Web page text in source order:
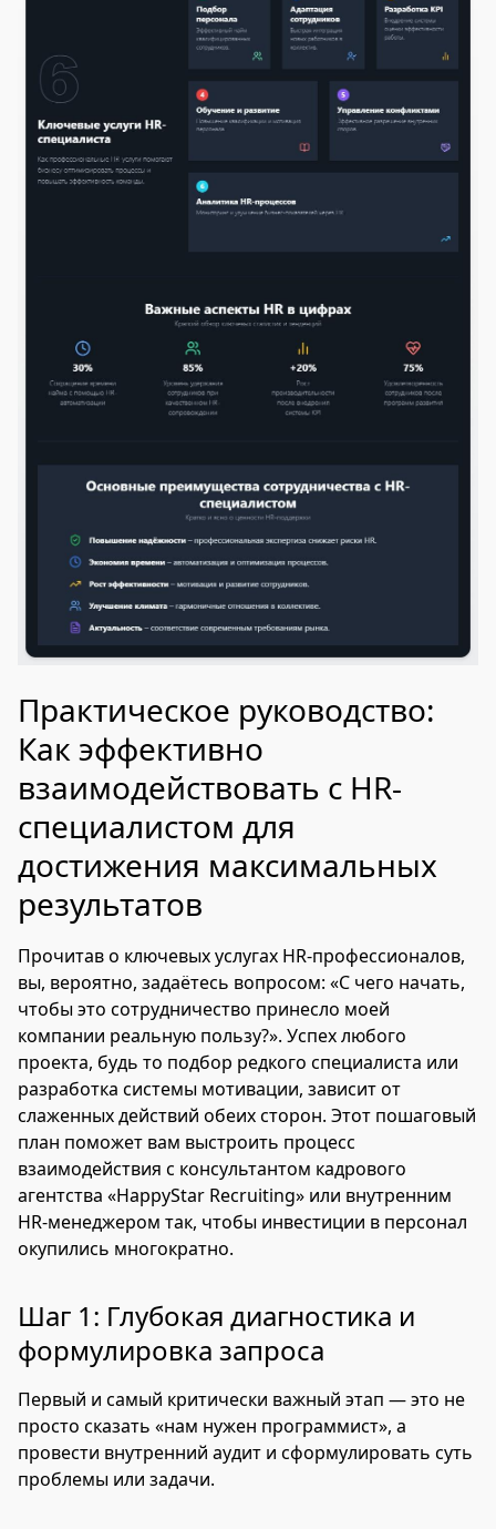
Практическое руководство:
Как эффективно
взаимодействовать с HR-
специалистом для
достижения максимальных
результатов
Прочитав о ключевых услугах HR-профессионалов,
вы, вероятно, задаётесь вопросом: «С чего начать,
чтобы это сотрудничество принесло моей
компании реальную пользу?». Успех любого
проекта, будь то подбор редкого специалиста или
разработка системы мотивации, зависит от
слаженных действий обеих сторон. Этот пошаговый
план поможет вам выстроить процесс
взаимодействия с консультантом кадрового
агентства «HappyStar Recruiting» или внутренним
HR-менеджером так, чтобы инвестиции в персонал
окупились многократно.
Шаг 1: Глубокая диагностика и
формулировка запроса
Первый и самый критически важный этап — это не
просто сказать «нам нужен программист», а
провести внутренний аудит и сформулировать суть
проблемы или задачи.